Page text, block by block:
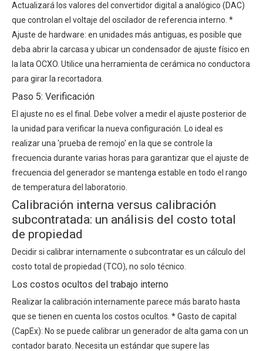
Actualizará los valores del convertidor digital a analógico (DAC)
que controlan el voltaje del oscilador de referencia interno. *
Ajuste de hardware: en unidades más antiguas, es posible que
deba abrir la carcasa y ubicar un condensador de ajuste físico en
la lata OCXO. Utilice una herramienta de cerámica no conductora
para girar la recortadora.
Paso 5: Verificación
El ajuste no es el final. Debe volver a medir el ajuste posterior de
la unidad para verificar la nueva configuración. Lo ideal es
realizar una 'prueba de remojo' en la que se controle la
frecuencia durante varias horas para garantizar que el ajuste de
frecuencia del generadorse mantenga estable en todo el rango
de temperatura del laboratorio.
Calibración interna versus calibración
subcontratada: un análisis del costo total
de propiedad
Decidir si calibrar internamente o subcontratar es un cálculo del
costo total de propiedad (TCO), no solo técnico.
Los costos ocultos del trabajo interno
Realizar la calibración internamente parece más barato hasta
que se tienen en cuenta los costos ocultos. * Gasto de capital
(CapEx): No se puede calibrar un generador de alta gama con un
contador barato. Necesita un estándar que supere las